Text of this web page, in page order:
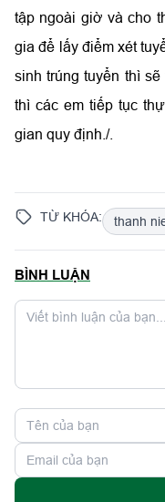
tập ngoài giờ và cho
gia để lấy điểm xét
sinh trúng tuyển thì
thì các em tiếp tục
gian quy định./.
TỪ KHÓA: thanh
BÌNH LUẬN